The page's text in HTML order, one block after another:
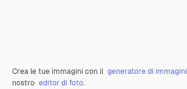
Crea le tue immagini con il generatore di immagini
nostro editor di foto.